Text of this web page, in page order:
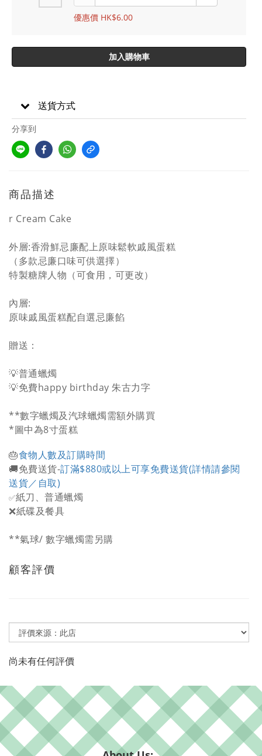
優惠價 HK$6.00
加入購物車
送貨方式
分享到
商品描述
r Cream Cake
外層:香滑鮮忌廉配上原味鬆軟戚風蛋糕
（多款忌廉口味可供選擇）
特製糖牌人物（可食用，可更改）
內層:
原味戚風蛋糕配自選忌廉餡
贈送：
💡普通蠟燭
💡免費happy birthday 朱古力字
**數字蠟燭及汽球蠟燭需額外購買
*圖中為8寸蛋糕
🎂食物人數及訂購時間
🚚免費送貨-訂滿$880或以上可享免費送貨(詳情請參閱
送貨／自取)
✅紙刀、普通蠟燭
❌紙碟及餐具
**氣球/ 數字蠟燭需另購
顧客評價
尚未有任何評價